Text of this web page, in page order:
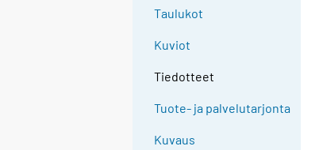
Taulukot
Kuviot
Tiedotteet
Tuote- ja palvelutarjonta
Kuvaus